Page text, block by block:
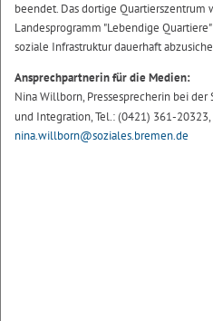
beendet. Das dortige Quartierszentrum
Landesprogramm "Lebendige
soziale Infrastruktur dauerhaft
Ansprechpartnerin für die Medien:
Nina Willborn, Pressesprecherin bei der
und Integration, Tel.: (0421) 361-
nina.willborn@soziales.bremen.de